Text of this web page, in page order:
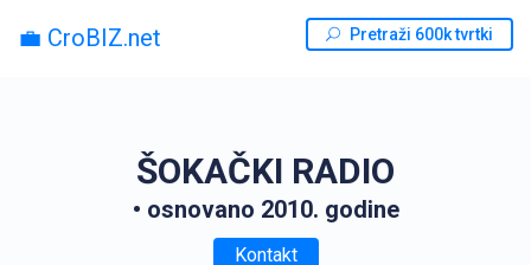
💼 CroBIZ.net Pretraži 600k tvrtki
ŠOKAČKI RADIO
• osnovano 2010. godine
Kontakt